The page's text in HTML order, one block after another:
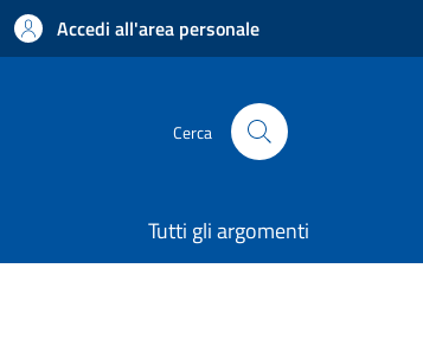
Accedi all'area personale
Cerca
Tutti gli argomenti